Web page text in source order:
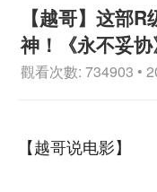
【越哥】这部
神！《永不妥协
觀看次數: 734903 •
【越哥说电影】